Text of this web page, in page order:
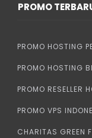
PROMO
PROMO HOSTING
PROMO HOSTING
PROMO RESELLER
PROMO VPS
CHARITAS GREEN